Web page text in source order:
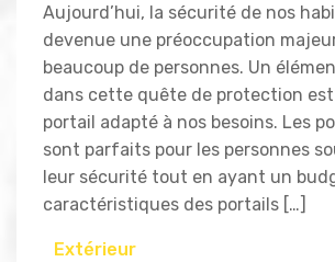
Aujourd’hui, la sécurité de nos
devenue une préoccupation
beaucoup de personnes. Un
dans cette quête de protection est
portail adapté à nos besoins. Les
sont parfaits pour les personnes
leur sécurité tout en ayant un
caractéristiques des portails […]
Extérieur